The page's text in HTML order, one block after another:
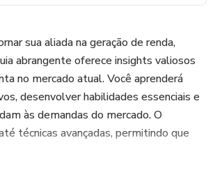
sua aliada na geração de renda,
abrangente oferece insights valiosos
no mercado atual. Você aprenderá
desenvolver habilidades essenciais e
às demandas do mercado. O
técnicas avançadas, permitindo que